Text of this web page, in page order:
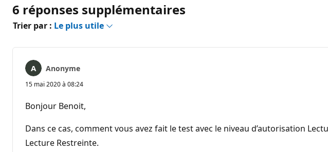
6 réponses supplémentaires
Trier par : Le plus utile
Anonyme
15 mai 2020 à 08:24
Bonjour Benoit,
Dans ce cas, comment vous avez fait le test avec le niveau d’autorisation
Lecture Restreinte.